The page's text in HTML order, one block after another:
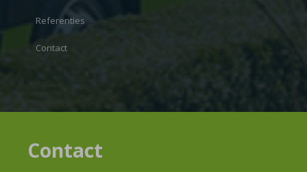
Referenties
Contact
Contact